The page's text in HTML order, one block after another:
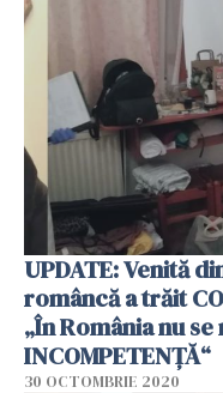
UPDATE: Venită
româncă a trăit
„În România nu
INCOMPETENȚĂ“
30 OCTOMBRIE 2020